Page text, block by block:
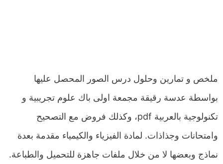
ملخص و تمارين وحلول درس الصور المحصل عليها
بواسطة عدسة رقيقة مجمعة اولى باك علوم تجريبية و
تكنولوجية بالعربية pdf، وكذلك فروض مع التصحيح
وامتحانات وجذاذات. لمادة الفيزياء والكيمياء مقدمة بعدة
نماذج وبعضها لا من خلال ملفات جاهزة للتحميل والطباعة.